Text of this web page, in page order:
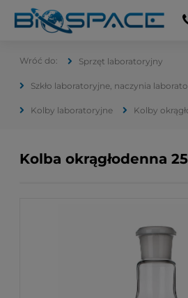
Sprzęt laboratoryjny
Szkło laboratoryjne, naczynia
Kolby laboratoryjne Kolby
Kolba okrągłodenna